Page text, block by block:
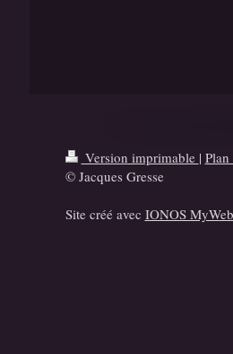
Version imprimable |
© Jacques Gresse
Site créé avec IONOS